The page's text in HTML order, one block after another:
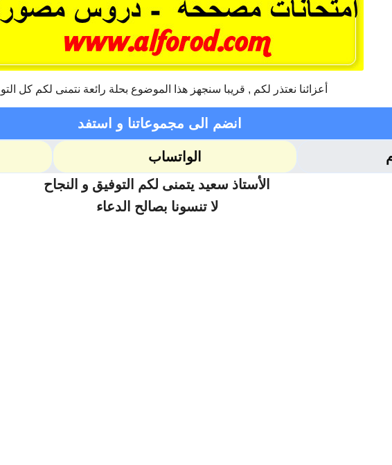
أعزائنا نعتذر لكم , قريبا سنجهز هذا الموضوع بحلة رائعة نتمنى لكم كل
انضم الى مجموعاتنا و استفد
الواتساب
الأستاذ سعيد يتمنى لكم التوفيق و النجاح
لا تنسونا بصالح الدعاء